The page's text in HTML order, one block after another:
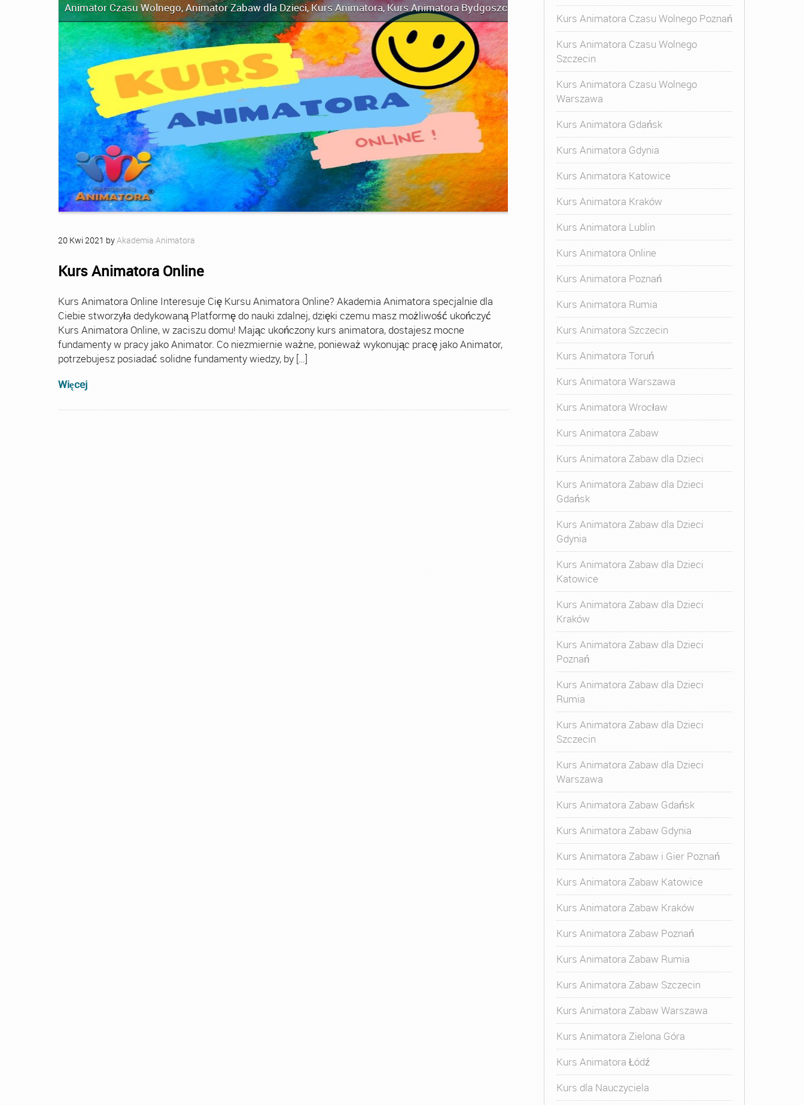
Animator Czasu Wolnego,Animator Zabaw dla Dzieci,Kurs Animatora,Kurs Animatora Bydgoszcz Kurs Animatora Czasu Wolnego,Kurs Animatora Czasu
20 Kwi 2021 byAkademia Animatora
Kurs Animatora Online
Kurs Animatora Online Interesuje Cię Kursu Animatora Online? Akademia Animatora specjalnie dla
Ciebie stworzyła dedykowaną Platformę do nauki zdalnej, dzięki czemu masz możliwość ukończyć
Kurs Animatora Online, w zaciszu domu! Mając ukończony kurs animatora, dostajesz mocne
fundamenty w pracy jako Animator. Co niezmiernie ważne, ponieważ wykonując pracę jako Animator,
potrzebujesz posiadać solidne fundamenty wiedzy, by […]
Więcej
Kurs Animatora Czasu Wolnego Poznań
Kurs Animatora Czasu Wolnego
Szczecin
Kurs Animatora Czasu Wolnego
Warszawa
Kurs Animatora Gdańsk
Kurs Animatora Gdynia
Kurs Animatora Katowice
Kurs Animatora Kraków
Kurs Animatora Lublin
Kurs Animatora Online
Kurs Animatora Poznań
Kurs Animatora Rumia
Kurs Animatora Szczecin
Kurs Animatora Toruń
Kurs Animatora Warszawa
Kurs Animatora Wrocław
Kurs Animatora Zabaw
Kurs Animatora Zabaw dla Dzieci
Kurs Animatora Zabaw dla Dzieci
Gdańsk
Kurs Animatora Zabaw dla Dzieci
Gdynia
Kurs Animatora Zabaw dla Dzieci
Katowice
Kurs Animatora Zabaw dla Dzieci
Kraków
Kurs Animatora Zabaw dla Dzieci
Poznań
Kurs Animatora Zabaw dla Dzieci
Rumia
Kurs Animatora Zabaw dla Dzieci
Szczecin
Kurs Animatora Zabaw dla Dzieci
Warszawa
Kurs Animatora Zabaw Gdańsk
Kurs Animatora Zabaw Gdynia
Kurs Animatora Zabaw i Gier Poznań
Kurs Animatora Zabaw Katowice
Kurs Animatora Zabaw Kraków
Kurs Animatora Zabaw Poznań
Kurs Animatora Zabaw Rumia
Kurs Animatora Zabaw Szczecin
Kurs Animatora Zabaw Warszawa
Kurs Animatora Zielona Góra
Kurs Animatora Łódź
Kurs dla Nauczyciela